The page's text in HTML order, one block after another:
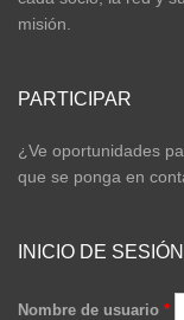
misión.
PARTICIPAR
¿Ve oportunidades
que se ponga en
INICIO DE SESIÓN
Nombre de usuario *